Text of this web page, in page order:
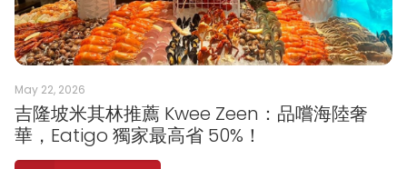
May 22, 2026
吉隆坡米其林推薦 Kwee Zeen：品嚐海陸奢
華，Eatigo 獨家最高省 50%！